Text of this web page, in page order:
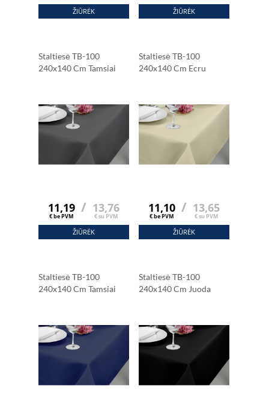
ŽIŪRĖK ŽIŪRĖK
Staltiesė TB-100
240x140 Cm Tamsiai
11,19
€ be PVM
/ 13,76
€ su PVM
ŽIŪRĖK
Staltiesė TB-100
240x140 Cm Ecru
11,10
€ be PVM
/ 13,65
€ su PVM
ŽIŪRĖK
Staltiesė TB-100
240x140 Cm Tamsiai
Staltiesė TB-100
240x140 Cm Juoda